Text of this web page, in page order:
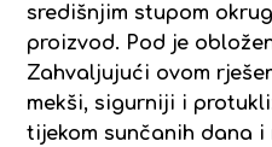
središnjim stupom
proizvod. Pod je
Zahvaljujući ovom
mekši, sigurniji i
tijekom sunčanih dana i